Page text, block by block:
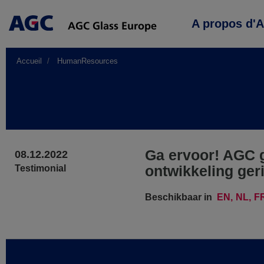
Main
A propos
Accueil HumanResources
08.12.2022
Testimonial
Ga ervoor! AGC
ontwikkeling
Beschikbaar in EN NL